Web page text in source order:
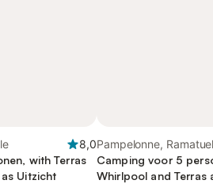
8,0
with Terras
Uitzicht
Pampelonne,
Camping voor 5
Whirlpool and Terras